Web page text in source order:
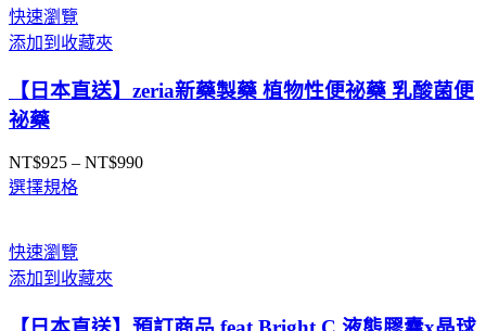
妝
店
送
數
快速瀏覽
添加到收藏夾
【日本直送】zeria新藥製藥 植物性便祕藥 乳酸菌便
祕藥
NT$925 – NT$990價
選擇規格
快速瀏覽
添加到收藏夾